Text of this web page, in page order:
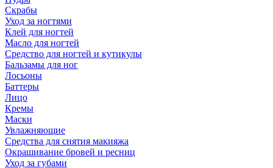
Скрабы
Уход за ногтями
Клей для ногтей
Масло для ногтей
Средство для ногтей и кутикулы
Бальзамы для ног
Лосьоны
Баттеры
Лицо
Кремы
Маски
Увлажняющие
Средства для снятия макияжа
Окрашивание бровей и ресниц
Уход за губами